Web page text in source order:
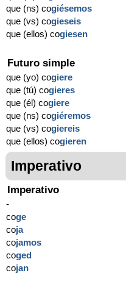
que (ns) cogiésemos
que (vs) cogieseis
que (ellos) cogiesen
Futuro simple
que (yo) cogiere
que (tú) cogieres
que (él) cogiere
que (ns) cogiéremos
que (vs) cogiereis
que (ellos) cogieren
Imperativo
Imperativo
-
coge
coja
cojamos
coged
cojan